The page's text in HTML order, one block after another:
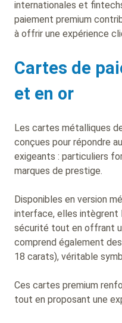
internationales et
paiement premium
à offrir une expérience
Cartes de
et en or
Les cartes métalliques
conçues pour répondre
exigeants : particuliers
marques de prestige.
Disponibles en version
interface, elles intègrent
sécurité tout en offrant
comprend également
18 carats), véritable
Ces cartes premium
tout en proposant une